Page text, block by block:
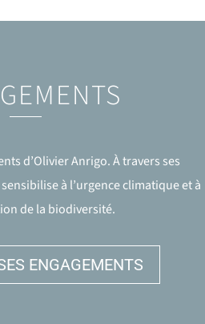
d’Olivier Anrigo. À travers ses
à l’urgence climatique et à
de la biodiversité.
ENGAGEMENTS